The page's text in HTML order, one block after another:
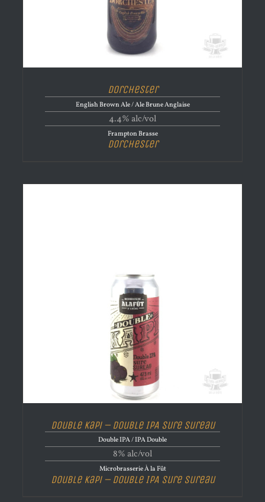
Dorchester
English Brown Ale / Ale Brune Anglaise
4.4% alc/vol
Frampton Brasse
Dorchester
Double Kapi – Double IPA Sure Sureau
Double IPA / IPA Double
8% alc/vol
Microbrasserie À la Fût
Double Kapi – Double IPA Sure Sureau